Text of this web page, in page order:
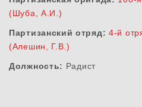
(Шуба, А.И.)
Партизанский отряд: 4-й
(Алешин, Г.В.)
Должность: Радист